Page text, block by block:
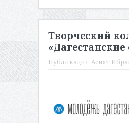
Творческий
Публикация: Асият